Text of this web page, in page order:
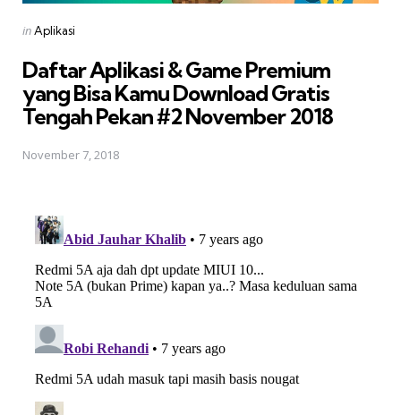
Posted
inAplikasi
Daftar Aplikasi & Game Premium
yang Bisa Kamu Download Gratis 
Tengah Pekan #2 November 2018
November 7, 2018